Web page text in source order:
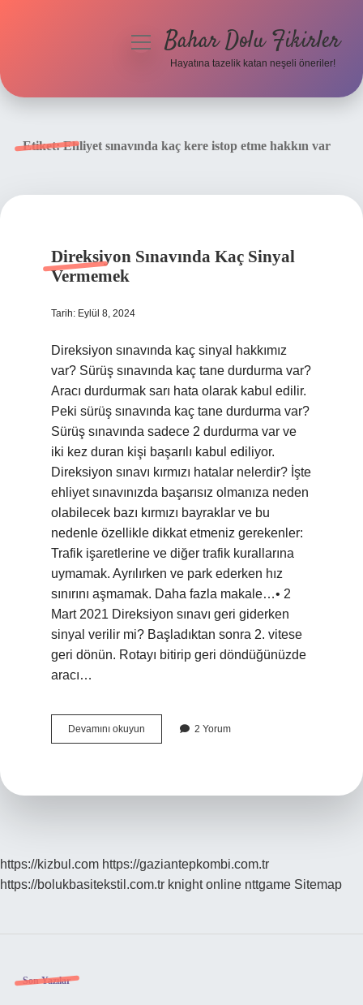
menüyüBahar Dolu Fikirler
Hayatına tazelik katan neşeli öneriler!
Etiket:Ehliyet sınavında kaç kere istop etme hakkın var
Direksiyon Sınavında Kaç Sinyal
Vermemek
Tarih: Eylül 8, 2024
Direksiyon sınavında kaç sinyal hakkımız
var? Sürüş sınavında kaç tane durdurma var?
Aracı durdurmak sarı hata olarak kabul edilir.
Peki sürüş sınavında kaç tane durdurma var?
Sürüş sınavında sadece 2 durdurma var ve
iki kez duran kişi başarılı kabul ediliyor.
Direksiyon sınavı kırmızı hatalar nelerdir? İşte
ehliyet sınavınızda başarısız olmanıza neden
olabilecek bazı kırmızı bayraklar ve bu
nedenle özellikle dikkat etmeniz gerekenler:
Trafik işaretlerine ve diğer trafik kurallarına
uymamak. Ayrılırken ve park ederken hız
sınırını aşmamak. Daha fazla makale…• 2
Mart 2021 Direksiyon sınavı geri giderken
sinyal verilir mi? Başladıktan sonra 2. vitese
geri dönün. Rotayı bitirip geri döndüğünüzde
aracı…
Devamını okuyun Direksiyon
Sınavında
2 Yorum
https://kizbul.com https://gaziantepkombi.com.tr
https://bolukbasitekstil.com.tr knight online nttgame Sitemap
Sidebar
Son Yazılar